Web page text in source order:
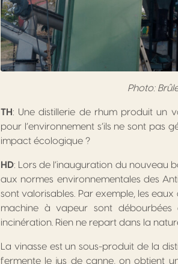
Photo:
TH : Une distillerie de rhum produit un
pour l’environnement s’ils ne sont pas
impact écologique ?
HD: Lors de l’inauguration du nouveau
aux normes environnementales des
sont valorisables. Par exemple, les
machine à vapeur sont débourbées
incinération. Rien ne repart dans la
La vinasse est un sous-produit de la
fermente le jus de canne, on obtient